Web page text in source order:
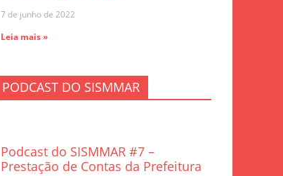
7 de junho de 2022
Leia mais »
PODCAST DO SISMMAR
Podcast do SISMMAR #7 –
Prestação de Contas da Prefeitura